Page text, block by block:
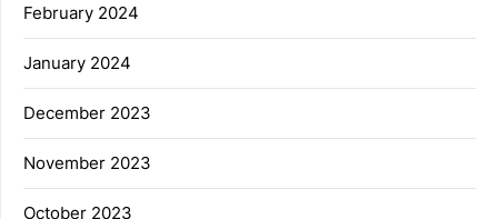
February 2024
January 2024
December 2023
November 2023
October 2023